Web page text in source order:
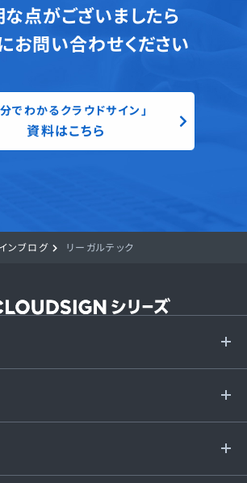
な点がございましたら
お問い合わせください
分でわかるクラウドサイン」
資料はこちら
ンブログ リーガルテック